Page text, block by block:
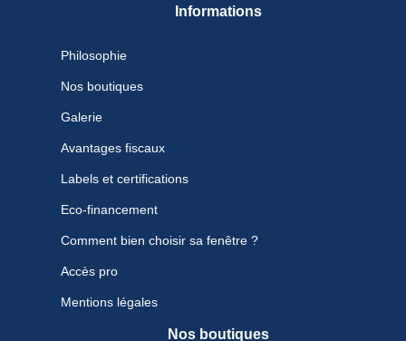
Informations
Philosophie
Nos boutiques
Galerie
Avantages fiscaux
Labels et certifications
Eco-financement
Comment bien choisir sa fenêtre ?
Accès pro
Mentions légales
Nos boutiques